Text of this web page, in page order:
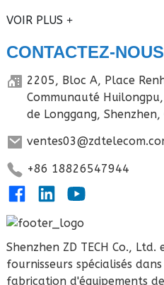
VOIR PLUS
CONTACTEZ-NOUS
2205, Bloc A, Place
Communauté
de Longgang, Shenzhen,
+86 18826547944
Shenzhen ZD TECH Co.,
fournisseurs spécialisés
fabrication d'équipements